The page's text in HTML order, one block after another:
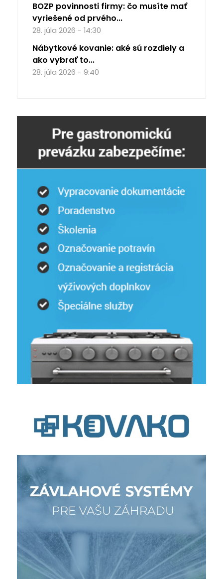
BOZP povinnosti firmy: čo musíte mať
vyriešené od prvého...
28. júla 2026 - 14:30
Nábytkové kovanie: aké sú rozdiely a
ako vybrať to...
28. júla 2026 - 9:40